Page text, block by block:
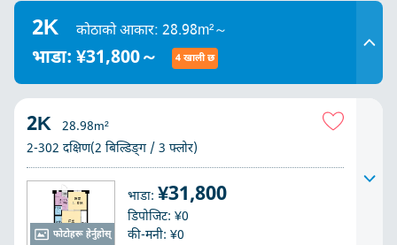
2K कोठाको आकार: 28.98m²～
भाडा: ¥31,800～ 4 खाली छ
फोटोहरू हेर्नुहोस्
2K
28.98m²
2-302 दक्षिण(2 बिल्डिङ्ग / 3 फ्लोर)
भाडा: ¥31,800
डिपोजिट: ¥0
की-मनी: ¥0